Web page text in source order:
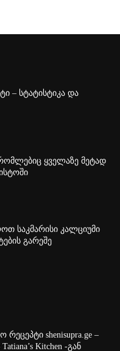
– სტატისტიკა და
ყველაზე მეტად
საკმარისი კალციუმი
გარეშე
რეცეპტი shenisupra.ge –
Kitchen -გან